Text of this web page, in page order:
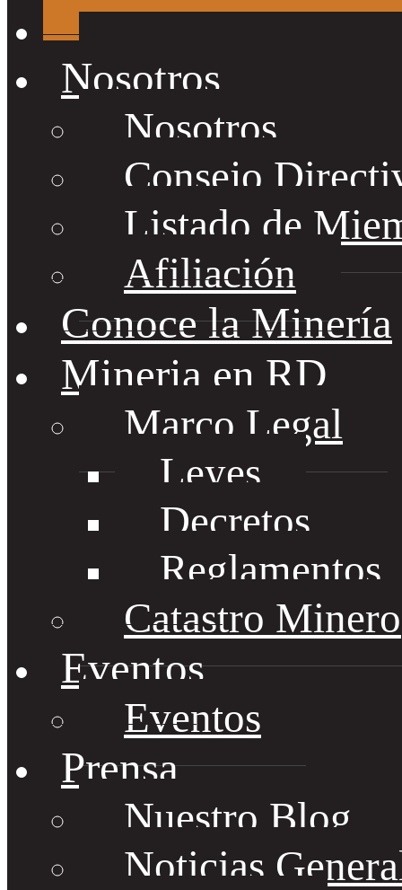
Nosotros
Nosotros
Consejo
Listado de
Afiliación
Conoce la Minería
Mineria en RD
Marco Legal
Leyes
Decretos
Reglamentos
Catastro Minero
Eventos
Eventos
Prensa
Nuestro Blog
Noticias